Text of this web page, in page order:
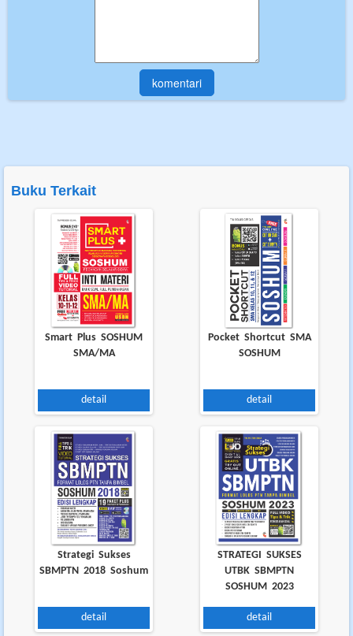
Buku Terkait
Smart Plus SOSHUM
SMA/MA
detail
Pocket Shortcut SMA
SOSHUM
detail
Strategi Sukses
SBMPTN 2018 Soshum
detail
STRATEGI SUKSES
UTBK SBMPTN
SOSHUM 2023
detail